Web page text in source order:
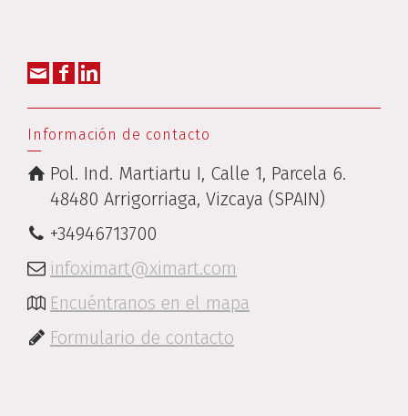
Información de contacto
Pol. Ind. Martiartu I, Calle 1, Parcela 6.
48480 Arrigorriaga, Vizcaya (SPAIN)
+34946713700
infoximart@ximart.com
Encuéntranos en el mapa
Formulario de contacto